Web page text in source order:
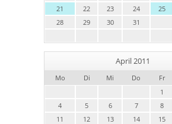
21
22 23 24 25
28
29 30 31
April 2011
Mo Di Mi Do Fr
1
4
5 6 7 8
11
12 13 14 15